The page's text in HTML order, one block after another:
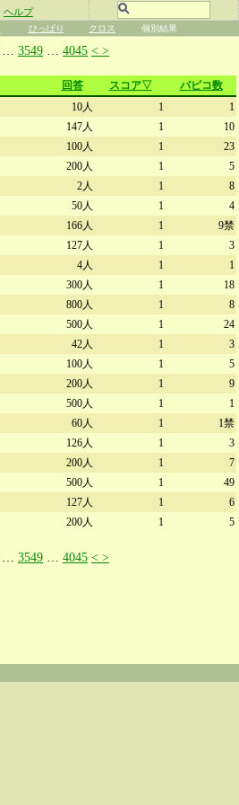
ヘルプ
ひっぱり クロス 個別結果
3549 4045 < >
回答 スコア▽
パピコ数
10人 1
1
147人 1
10
100人 1
23
200人 1
5
2人 1
8
50人 1
4
166人 1
9禁
127人 1
3
4人 1
1
300人 1
18
800人 1
8
500人 1
24
42人 1
3
100人 1
5
200人 1
9
500人 1
1
60人 1
1禁
126人 1
3
200人 1
7
500人 1
49
127人 1
6
200人 1 5
3549 4045 < >